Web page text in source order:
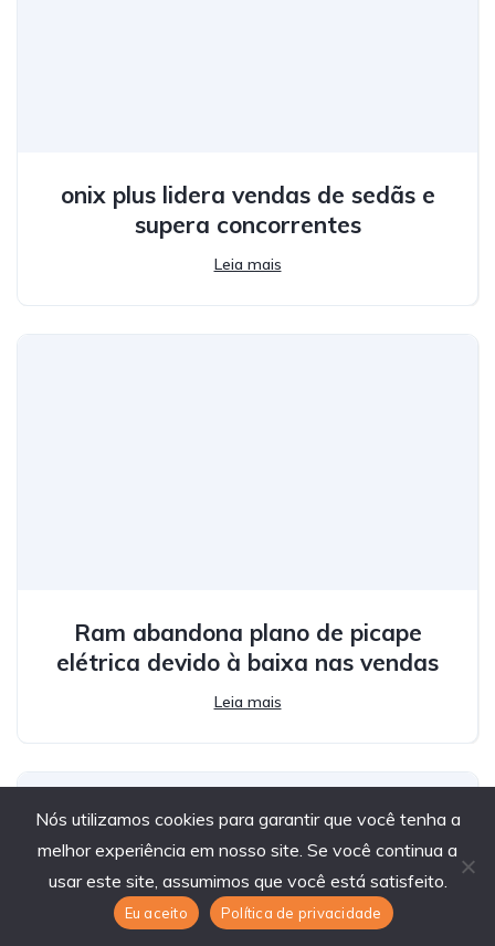
onix plus lidera vendas de sedãs e
supera concorrentes
Leia mais
Ram abandona plano de picape
elétrica devido à baixa nas vendas
Leia mais
Nós utilizamos cookies para garantir que você tenha a
melhor experiência em nosso site. Se você continua a
usar este site, assumimos que você está satisfeito.
Eu aceito Política de privacidade